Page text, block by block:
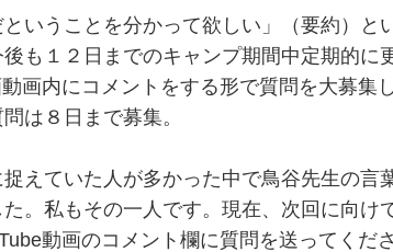
いうことを分かって欲しい」（要約）と
も１２日までのキャンプ期間中定期的に
画内にコメントをする形で質問を大募集
は８日まで募集。
えていた人が多かった中で鳥谷先生の言
。私もその一人です。現在、次回に向け
動画のコメント欄に質問を送ってくださ